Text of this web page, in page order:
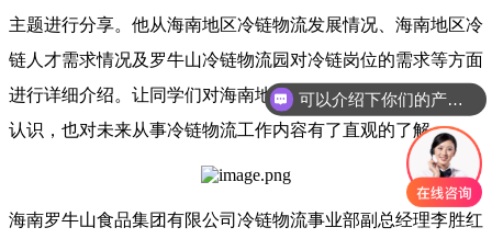
主题进行分享。他从海南地区冷链物流发展情况、海南地区冷
链人才需求情况及罗牛山冷链物流园对冷链岗位的需求等方面
进行详细介绍。让同学们对海南地区冷链物流情况有了清晰的
认识，也对未来从事冷链物流工作内容有了直观的了解。
海南罗牛山食品集团有限公司冷链物流事业部副总经理李胜红
可以介绍下你们的产品么